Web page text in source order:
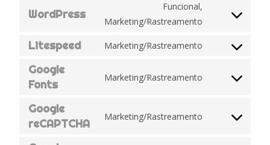
WordPress
Funcional,
Marketing/Rastreamento
Litespeed Marketing/Rastreamento
Google
Fonts
Marketing/Rastreamento
Google
reCAPTCHA
Marketing/Rastreamento